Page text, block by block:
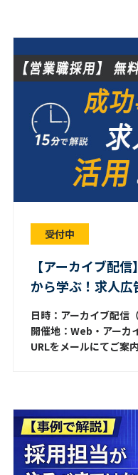
受付中
【アーカイブ配
から学ぶ！求人
日時：アーカイブ配信（
開催地：Web・アー
URLをメールにてご案